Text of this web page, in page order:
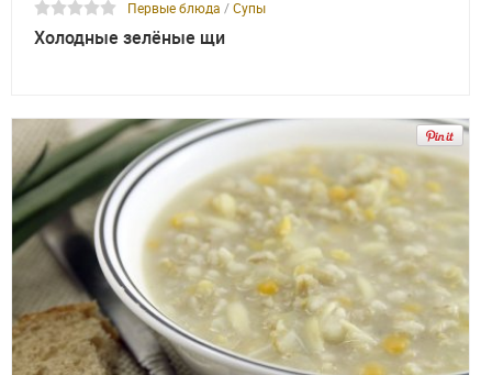
Первые блюда /Супы
Холодные зелёные щи